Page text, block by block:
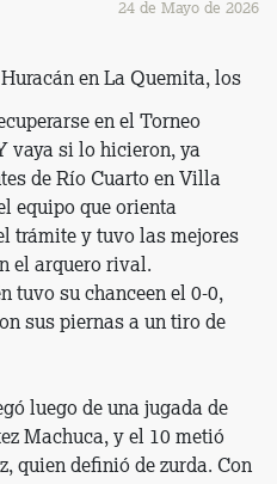
24 de Mayo de 2026
en La Quemita, los
en el Torneo
vaya si lo hicieron, ya
de Río Cuarto en Villa
equipo que orienta
trámite y tuvo las mejores
el arquero rival.
tuvo su chanceen el 0-0,
sus piernas a un tiro de
luego de una jugada de
Machuca, y el 10 metió
quien definió de zurda. Con